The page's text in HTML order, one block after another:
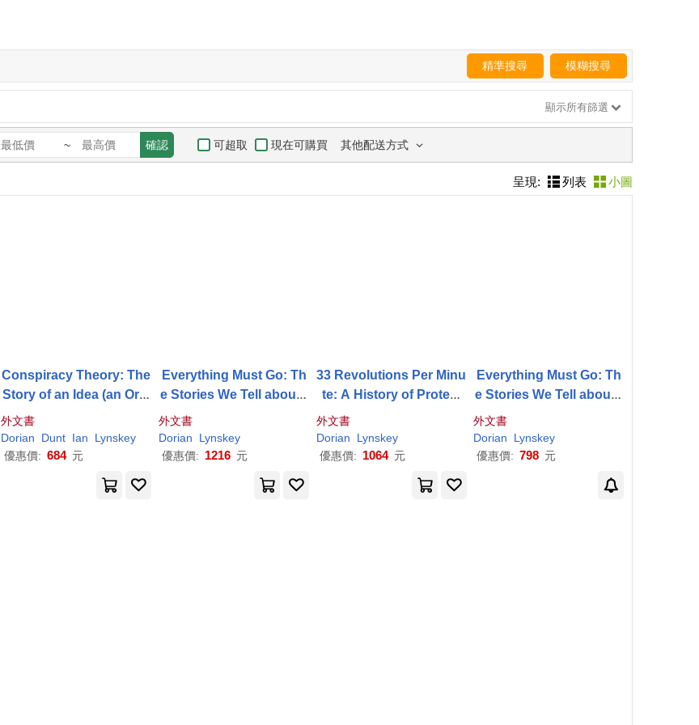
精準搜尋 模糊搜尋
顯示所有篩選
~ 確認 可超取 現在可購買 其他配送方式
呈現: 列表 小圖
Conspiracy Theory: The
Story of an Idea (an Orig
in Story Book)
外文書
Dorian
Dunt Ian
Lynskey
優惠價: 684 元
Everything Must Go: Th
e Stories We Tell about t
he End of the World
外文書
Dorian
Lynskey
優惠價: 1216 元
33 Revolutions Per Minu
te: A History of Protest
Songs, from Billie Holid
ay to Green Day
外文書
Dorian
Lynskey
優惠價: 1064 元
Everything Must Go: Th
e Stories We Tell about t
he End of the World
外文書
Dorian
Lynskey
優惠價: 798 元